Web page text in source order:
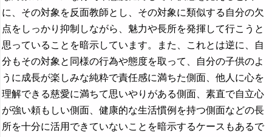
に、その対象を反面教師とし、その対象に類似する自分の欠
点をしっかり抑制しながら、魅力や長所を発揮して行こうと
思っていることを暗示しています。また、これとは逆に、自
分もその対象と同様の行為や態度を取って、自分の子供のよ
うに成長が楽しみな純粋で責任感に満ちた側面、他人に心を
理解できる慈愛に満ちて思いやりがある側面、素直で自立心
が強い頼もしい側面、健康的な生活慣例を持つ側面などの長
所を十分に活用できていないことを暗示するケースもあるで